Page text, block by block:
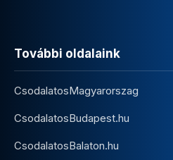
További oldalaink
CsodalatosMagyarorszag
CsodalatosBudapest.hu
CsodalatosBalaton.hu